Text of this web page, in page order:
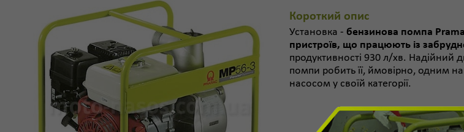
Короткий опис
Установка - бензинова помпа
пристроїв, що працюють із
продуктивності 930 л/хв. Надійний
помпи робить її, ймовірно,
насосом у своїй категорії.